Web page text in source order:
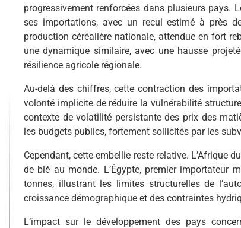
progressivement renforcées dans plusieurs pays.
ses importations, avec un recul estimé à près
production céréalière nationale, attendue en fort
une dynamique similaire, avec une hausse
résilience agricole régionale.
Au-delà des chiffres, cette contraction des
volonté implicite de réduire la vulnérabilité
contexte de volatilité persistante des prix des
les budgets publics, fortement sollicités par les
Cependant, cette embellie reste relative. L’Afrique
de blé au monde. L’Égypte, premier importateur
tonnes, illustrant les limites structurelles de
croissance démographique et des contraintes
L’impact sur le développement des pays